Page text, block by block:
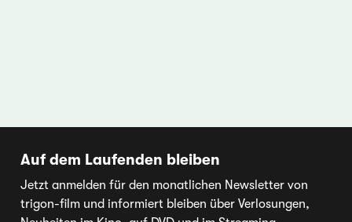
Auf dem Laufenden bleiben
Jetzt anmelden für den monatlichen Newsletter von
trigon-film und informiert bleiben über Verlosungen,